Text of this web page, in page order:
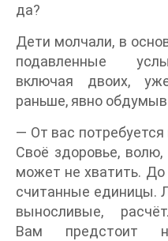
да?
Дети молчали, в
подавленные
включая двоих,
раньше, явно
— От вас
Своё здоровье,
может не хватить.
считанные единицы.
выносливые,
Вам предстоит